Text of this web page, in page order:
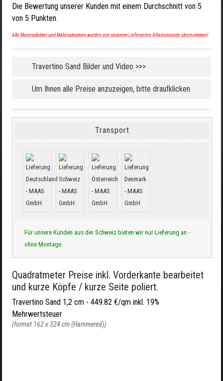
Die Bewertung unserer Kunden mit einem Durchschnitt von 5
von 5 Punkten.
Alle Materialbilder und Materialnamen wurden von unserem Lieferanten Atlasconcorde übernommen!
Travertino Sand Bilder und Video >>>
Um Ihnen alle Preise anzuzeigen, bitte draufklicken
Transport
Für unsere Kunden aus der Schweiz bieten wir nur Lieferung an -
ohne Montage.
Quadratmeter Preise inkl. Vorderkante bearbeitet
und kurze Köpfe / kurze Seite poliert.
Travertino Sand 1,2 cm - 449.82 €/qm inkl. 19%
Mehrwertsteuer
(format 162 x 324 cm (Hammered))